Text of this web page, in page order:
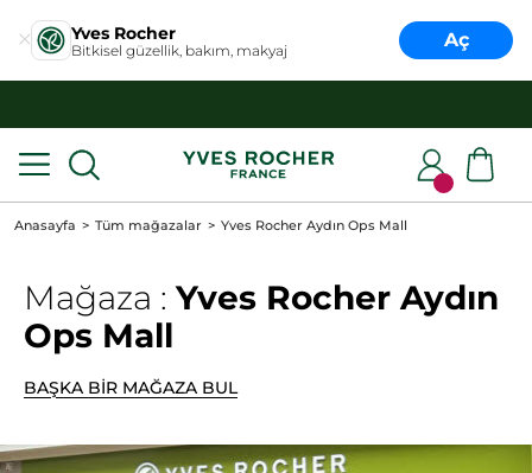
Yves Rocher
Bitkisel güzellik, bakım, makyaj Aç
Anasayfa Tüm mağazalar Yves Rocher Aydın Ops Mall
Mağaza :Yves Rocher Aydın
Ops Mall
BAŞKA BİR MAĞAZA BUL